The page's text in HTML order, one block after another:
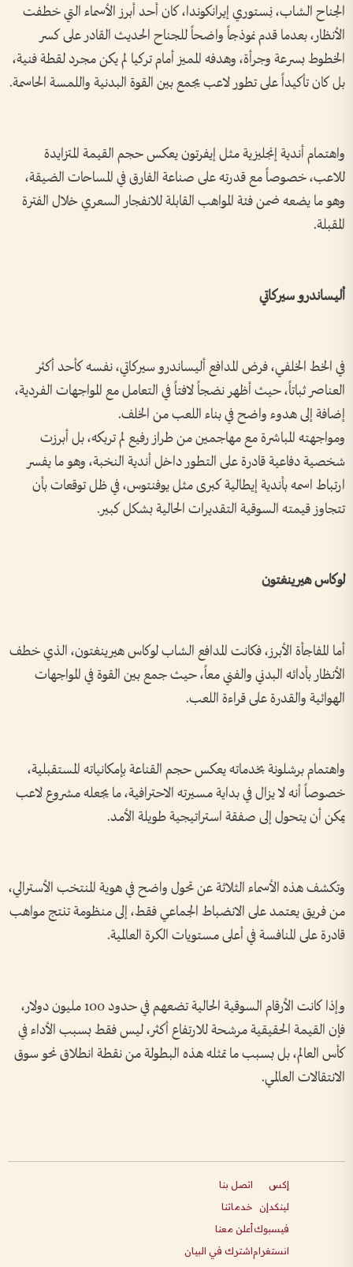
الجناح الشاب، نِستوري إيرانكوندا، كان أحد أبرز الأسماء التي خطفت
الأنظار، بعدما قدم نموذجاً واضحاً للجناح الحديث القادر على كسر
الخطوط بسرعة وجرأة، وهدفه المميز أمام تركيا لم يكن مجرد لقطة فنية،
بل كان تأكيداً على تطور لاعب يجمع بين القوة البدنية واللمسة الحاسمة.
واهتمام أندية إنجليزية مثل إيفرتون يعكس حجم القيمة المتزايدة
للاعب، خصوصاً مع قدرته على صناعة الفارق في المساحات الضيقة،
وهو ما يضعه ضمن فئة المواهب القابلة للانفجار السعري خلال الفترة
المقبلة.
أليساندرو سيركاتي
في الخط الخلفي، فرض المدافع أليساندرو سيركاتي، نفسه كأحد أكثر
العناصر ثباتاً، حيث أظهر نضجاً لافتاً في التعامل مع المواجهات الفردية،
إضافة إلى هدوء واضح في بناء اللعب من الخلف.
ومواجهته المباشرة مع مهاجمين من طراز رفيع لم تربكه، بل أبرزت
شخصية دفاعية قادرة على التطور داخل أندية النخبة، وهو ما يفسر
ارتباط اسمه بأندية إيطالية كبرى مثل يوفنتوس، في ظل توقعات بأن
تتجاوز قيمته السوقية التقديرات الحالية بشكل كبير.
لوكاس هيرينغتون
أما المفاجأة الأبرز، فكانت المدافع الشاب لوكاس هيرينغتون، الذي خطف
الأنظار بأدائه البدني والفني معاً، حيث جمع بين القوة في المواجهات
الهوائية والقدرة على قراءة اللعب.
واهتمام برشلونة بخدماته يعكس حجم القناعة بإمكانياته المستقبلية،
خصوصاً أنه لا يزال في بداية مسيرته الاحترافية، ما يجعله مشروع لاعب
يمكن أن يتحول إلى صفقة استراتيجية طويلة الأمد.
وتكشف هذه الأسماء الثلاثة عن تحول واضح في هوية المنتخب الأسترالي،
من فريق يعتمد على الانضباط الجماعي فقط، إلى منظومة تنتج مواهب
قادرة على المنافسة في أعلى مستويات الكرة العالمية.
وإذا كانت الأرقام السوقية الحالية تضعهم في حدود 100 مليون دولار،
فإن القيمة الحقيقية مرشحة للارتفاع أكثر، ليس فقط بسبب الأداء في
كأس العالم، بل بسبب ما تمثله هذه البطولة من نقطة انطلاق نحو سوق
الانتقالات العالمي.
إكس
لينكدإن
فيسبوك
انستغرام
اتصل بنا
خدماتنا
أعلن معنا
اشترك في البيان